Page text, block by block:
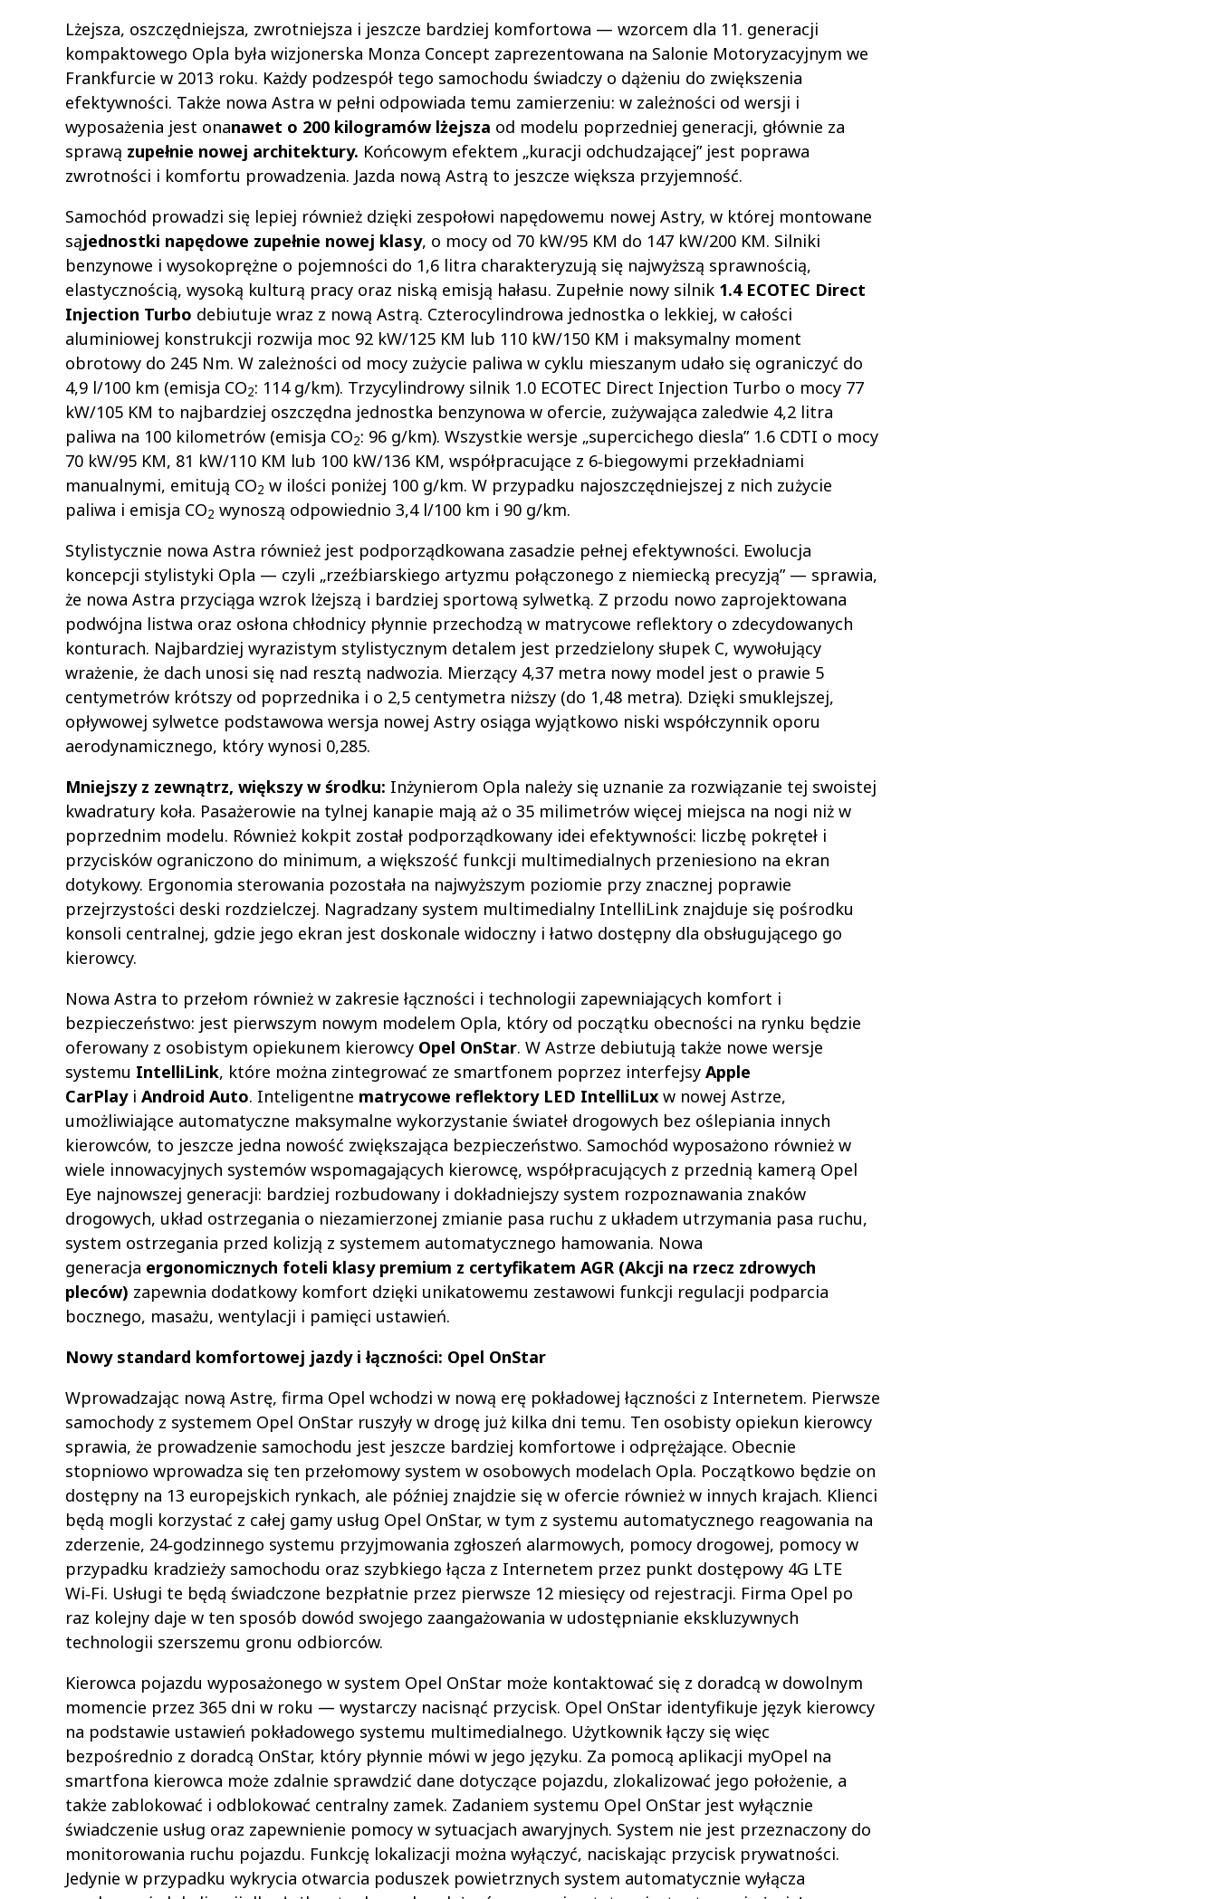
Lżejsza, oszczędniejsza, zwrotniejsza i jeszcze bardziej komfortowa — wzorcem dla 11. generacji
kompaktowego Opla była wizjonerska Monza Concept zaprezentowana na Salonie Motoryzacyjnym we
Frankfurcie w 2013 roku. Każdy podzespół tego samochodu świadczy o dążeniu do zwiększenia
efektywności. Także nowa Astra w pełni odpowiada temu zamierzeniu: w zależności od wersji i
wyposażenia jest onanawet o 200 kilogramów lżejsza od modelu poprzedniej generacji, głównie za
sprawą zupełnie nowej architektury. Końcowym efektem „kuracji odchudzającej” jest poprawa
zwrotności i komfortu prowadzenia. Jazda nową Astrą to jeszcze większa przyjemność.
Samochód prowadzi się lepiej również dzięki zespołowi napędowemu nowej Astry, w której montowane
sąjednostki napędowe zupełnie nowej klasy, o mocy od 70 kW/95 KM do 147 kW/200 KM. Silniki
benzynowe i wysokoprężne o pojemności do 1,6 litra charakteryzują się najwyższą sprawnością,
elastycznością, wysoką kulturą pracy oraz niską emisją hałasu. Zupełnie nowy silnik 1.4 ECOTEC Direct
Injection Turbo debiutuje wraz z nową Astrą. Czterocylindrowa jednostka o lekkiej, w całości
aluminiowej konstrukcji rozwija moc 92 kW/125 KM lub 110 kW/150 KM i maksymalny moment
obrotowy do 245 Nm. W zależności od mocy zużycie paliwa w cyklu mieszanym udało się ograniczyć do
4,9 l/100 km (emisja CO2: 114 g/km). Trzycylindrowy silnik 1.0 ECOTEC Direct Injection Turbo o mocy 77
kW/105 KM to najbardziej oszczędna jednostka benzynowa w ofercie, zużywająca zaledwie 4,2 litra
paliwa na 100 kilometrów (emisja CO2: 96 g/km). Wszystkie wersje „supercichego diesla” 1.6 CDTI o mocy
70 kW/95 KM, 81 kW/110 KM lub 100 kW/136 KM, współpracujące z 6‑biegowymi przekładniami
manualnymi, emitują CO2 w ilości poniżej 100 g/km. W przypadku najoszczędniejszej z nich zużycie
paliwa i emisja CO2 wynoszą odpowiednio 3,4 l/100 km i 90 g/km.
Stylistycznie nowa Astra również jest podporządkowana zasadzie pełnej efektywności. Ewolucja
koncepcji stylistyki Opla — czyli „rzeźbiarskiego artyzmu połączonego z niemiecką precyzją” — sprawia,
że nowa Astra przyciąga wzrok lżejszą i bardziej sportową sylwetką. Z przodu nowo zaprojektowana
podwójna listwa oraz osłona chłodnicy płynnie przechodzą w matrycowe reflektory o zdecydowanych
konturach. Najbardziej wyrazistym stylistycznym detalem jest przedzielony słupek C, wywołujący
wrażenie, że dach unosi się nad resztą nadwozia. Mierzący 4,37 metra nowy model jest o prawie 5
centymetrów krótszy od poprzednika i o 2,5 centymetra niższy (do 1,48 metra). Dzięki smuklejszej,
opływowej sylwetce podstawowa wersja nowej Astry osiąga wyjątkowo niski współczynnik oporu
aerodynamicznego, który wynosi 0,285.
Mniejszy z zewnątrz, większy w środku: Inżynierom Opla należy się uznanie za rozwiązanie tej swoistej
kwadratury koła. Pasażerowie na tylnej kanapie mają aż o 35 milimetrów więcej miejsca na nogi niż w
poprzednim modelu. Również kokpit został podporządkowany idei efektywności: liczbę pokręteł i
przycisków ograniczono do minimum, a większość funkcji multimedialnych przeniesiono na ekran
dotykowy. Ergonomia sterowania pozostała na najwyższym poziomie przy znacznej poprawie
przejrzystości deski rozdzielczej. Nagradzany system multimedialny IntelliLink znajduje się pośrodku
konsoli centralnej, gdzie jego ekran jest doskonale widoczny i łatwo dostępny dla obsługującego go
kierowcy.
Nowa Astra to przełom również w zakresie łączności i technologii zapewniających komfort i
bezpieczeństwo: jest pierwszym nowym modelem Opla, który od początku obecności na rynku będzie
oferowany z osobistym opiekunem kierowcy Opel OnStar. W Astrze debiutują także nowe wersje
systemu IntelliLink, które można zintegrować ze smartfonem poprzez interfejsy Apple
CarPlayi Android Auto. Inteligentne matrycowe reflektory LED IntelliLux w nowej Astrze,
umożliwiające automatyczne maksymalne wykorzystanie świateł drogowych bez oślepiania innych
kierowców, to jeszcze jedna nowość zwiększająca bezpieczeństwo. Samochód wyposażono również w
wiele innowacyjnych systemów wspomagających kierowcę, współpracujących z przednią kamerą Opel
Eye najnowszej generacji: bardziej rozbudowany i dokładniejszy system rozpoznawania znaków
drogowych, układ ostrzegania o niezamierzonej zmianie pasa ruchu z układem utrzymania pasa ruchu,
system ostrzegania przed kolizją z systemem automatycznego hamowania. Nowa
generacja ergonomicznych foteli klasy premium z certyfikatem AGR (Akcji na rzecz zdrowych
pleców) zapewnia dodatkowy komfort dzięki unikatowemu zestawowi funkcji regulacji podparcia
bocznego, masażu, wentylacji i pamięci ustawień.
Nowy standard komfortowej jazdy i łączności: Opel OnStar
Wprowadzając nową Astrę, firma Opel wchodzi w nową erę pokładowej łączności z Internetem. Pierwsze
samochody z systemem Opel OnStar ruszyły w drogę już kilka dni temu. Ten osobisty opiekun kierowcy
sprawia, że prowadzenie samochodu jest jeszcze bardziej komfortowe i odprężające. Obecnie
stopniowo wprowadza się ten przełomowy system w osobowych modelach Opla. Początkowo będzie on
dostępny na 13 europejskich rynkach, ale później znajdzie się w ofercie również w innych krajach. Klienci
będą mogli korzystać z całej gamy usług Opel OnStar, w tym z systemu automatycznego reagowania na
zderzenie, 24‑godzinnego systemu przyjmowania zgłoszeń alarmowych, pomocy drogowej, pomocy w
przypadku kradzieży samochodu oraz szybkiego łącza z Internetem przez punkt dostępowy 4G LTE
Wi‑Fi. Usługi te będą świadczone bezpłatnie przez pierwsze 12 miesięcy od rejestracji. Firma Opel po
raz kolejny daje w ten sposób dowód swojego zaangażowania w udostępnianie ekskluzywnych
technologii szerszemu gronu odbiorców.
Kierowca pojazdu wyposażonego w system Opel OnStar może kontaktować się z doradcą w dowolnym
momencie przez 365 dni w roku — wystarczy nacisnąć przycisk. Opel OnStar identyfikuje język kierowcy
na podstawie ustawień pokładowego systemu multimedialnego. Użytkownik łączy się więc
bezpośrednio z doradcą OnStar, który płynnie mówi w jego języku. Za pomocą aplikacji myOpel na
smartfona kierowca może zdalnie sprawdzić dane dotyczące pojazdu, zlokalizować jego położenie, a
także zablokować i odblokować centralny zamek. Zadaniem systemu Opel OnStar jest wyłącznie
świadczenie usług oraz zapewnienie pomocy w sytuacjach awaryjnych. System nie jest przeznaczony do
monitorowania ruchu pojazdu. Funkcję lokalizacji można wyłączyć, naciskając przycisk prywatności.
Jedynie w przypadku wykrycia otwarcia poduszek powietrznych system automatycznie wyłącza